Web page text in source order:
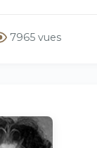
7965 vues